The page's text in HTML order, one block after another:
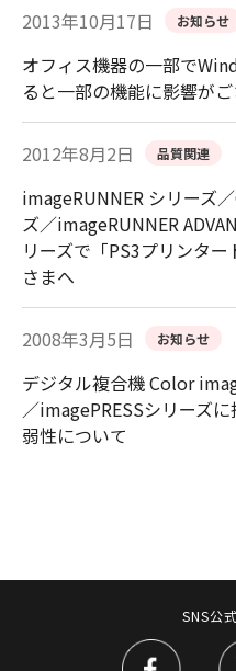
2013年10月17日 お知らせ
オフィス機器の一部で
ると一部の機能に影響が
2012年8月2日 品質関連
imageRUNNER シリーズ
ズ／imageRUNNER
リーズで「PS3プリンタ
さまへ
2008年3月5日 お知らせ
デジタル複合機 Color
／imagePRESSシリーズ
弱性について
SNS公